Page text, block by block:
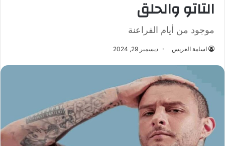
التاتو والحلق
موجود من أيام الفراعنة
اسامة العريس ديسمبر 29, 2024